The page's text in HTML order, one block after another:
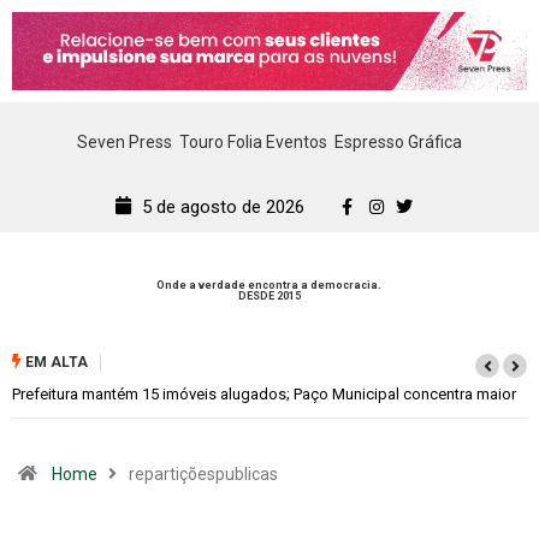
Seven Press Touro Folia Eventos Espresso Gráfica
5 de agosto de 2026
Onde a verdade encontra a democracia.
DESDE 2015
EM ALTA
Paço Municipal concentra maior Colina promove 1º Fórum de Turismo
Home repartiçõespublicas